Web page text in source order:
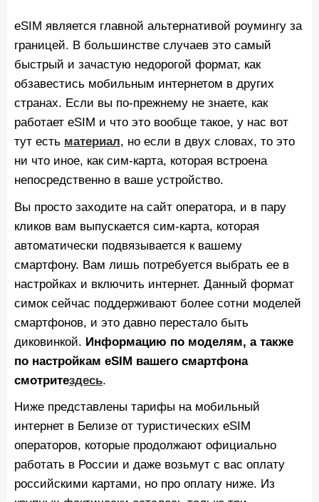
eSIM является главной альтернативой роумингу за
границей. В большинстве случаев это самый
быстрый и зачастую недорогой формат, как
обзавестись мобильным интернетом в других
странах. Если вы по-прежнему не знаете, как
работает eSIM и что это вообще такое, у нас вот
тут есть материал, но если в двух словах, то это
ни что иное, как сим-карта, которая встроена
непосредственно в ваше устройство.
Вы просто заходите на сайт оператора, и в пару
кликов вам выпускается сим-карта, которая
автоматически подвязывается к вашему
смартфону. Вам лишь потребуется выбрать ее в
настройках и включить интернет. Данный формат
симок сейчас поддерживают более сотни моделей
смартфонов, и это давно перестало быть
диковинкой. Информацию по моделям, а также
по настройкам eSIM вашего смартфона
смотритездесь.
Ниже представлены тарифы на мобильный
интернет в Белизе от туристических eSIM
операторов, которые продолжают официально
работать в России и даже возьмут с вас оплату
российскими картами, но про оплату ниже. Из